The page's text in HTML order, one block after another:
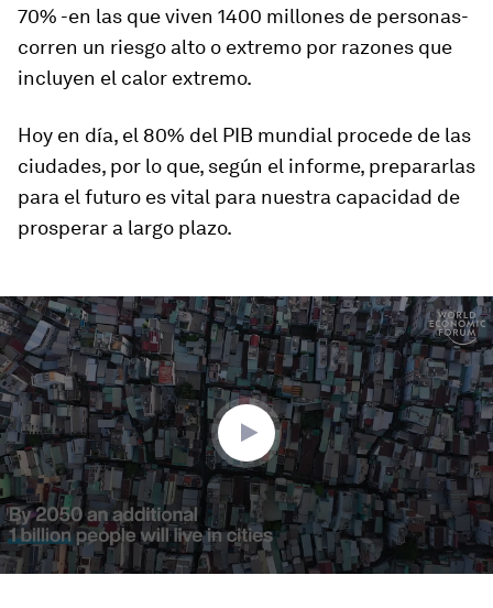
70% -en las que viven 1400 millones de personas-
corren un riesgo alto o extremo por razones que
incluyen el calor extremo.
Hoy en día, el 80% del PIB mundial procede de las
ciudades, por lo que, según el informe, prepararlas
para el futuro es vital para nuestra capacidad de
prosperar a largo plazo.
0
seconds
of
1
minute,
50
seconds